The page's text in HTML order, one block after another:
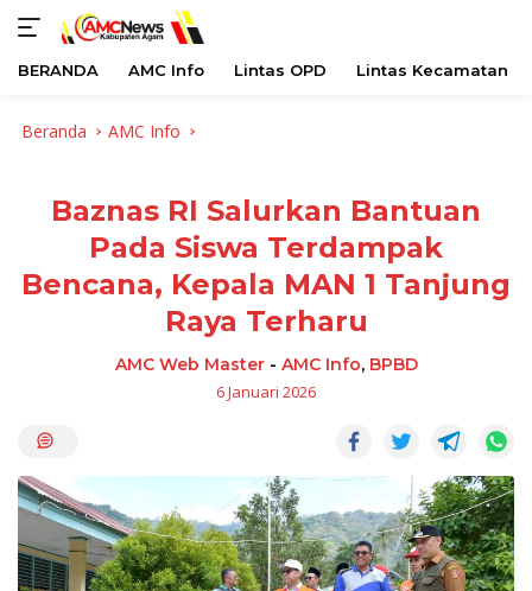
BERANDA AMC Info Lintas OPD Lintas Kecamatan
Beranda AMC Info
Baznas RI Salurkan Bantuan
Pada Siswa Terdampak
Bencana, Kepala MAN 1 Tanjung
Raya Terharu
AMC Web Master- AMC Info, BPBD
6 Januari 2026